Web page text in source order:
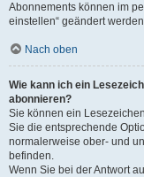
Abonnements können im
einstellen“ geändert
Nach oben
Wie kann ich ein
abonnieren?
Sie können ein
Sie die entsprechende
normalerweise ober- und
befinden.
Wenn Sie bei der Antwort